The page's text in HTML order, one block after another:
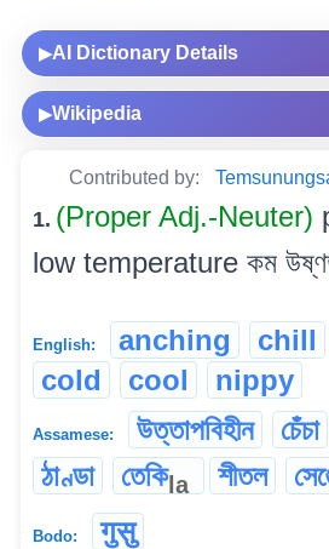
▶AI Dictionary Details
▶Wikipedia
Contributed by:
1. (Proper Adj.-Neuter)
low temperature কম উষ্ণতা
English: anching chill
cold
cool nippy
Assamese: উত্তাপবিহীন চেঁচা
ঠাণ্ডা তেকিla শীতল
Bodo: गुसु